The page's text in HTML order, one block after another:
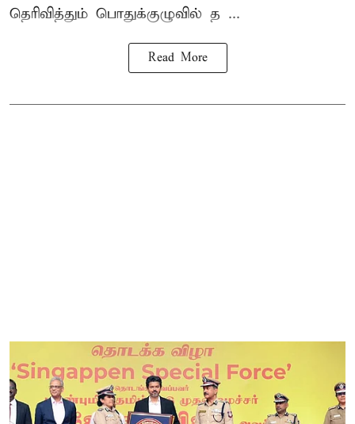
தெரிவித்தும் பொதுக்குழுவில் த ...
Read More